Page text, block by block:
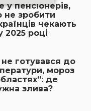
у пенсіонерів,
не зробити
чекають
2025 році
не готувався до
мороз
де
злива?